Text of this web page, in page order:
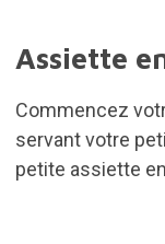
Assiette
Commencez
servant votre
petite assiette